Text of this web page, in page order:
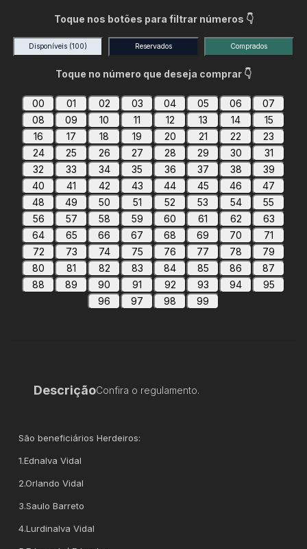
Toque nos botões para filtrar números 👇
Disponíveis (100) Reservados Comprados
Toque no número que deseja comprar 👇
00 01 02 03 04 05 06
07
08
09 10 11 12 13 14
15
16
17 18 19 20 21 22
23
24
25 26 27 28 29 30
31
32
33 34 35 36 37 38
39
40
41 42 43 44 45 46
47
48
49 50 51 52 53 54
55
56
57 58 59 60 61 62
63
64
65 66 67 68 69 70
71
72
73 74 75 76 77 78
79
80
81 82 83 84 85 86
87
88
89 90 91 92 93 94
95
96
97 98 99
DescriçãoConfira o regulamento.
São beneficiários Herdeiros:
1.Ednalva Vidal
2.Orlando Vidal
3.Saulo Barreto
4.Lurdinalva Vidal